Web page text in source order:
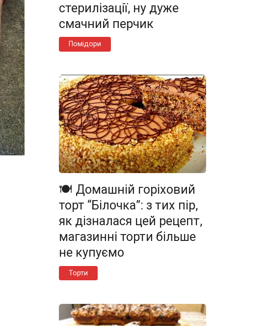
стерилізації, ну дуже
смачний перчик
Помідори
🍽️ Домашній горіховий
торт “Білочка”: з тих пір,
як дізналася цей рецепт,
магазинні торти більше
не купуємо
Торти